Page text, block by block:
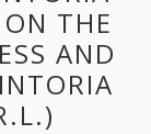
THE
AND